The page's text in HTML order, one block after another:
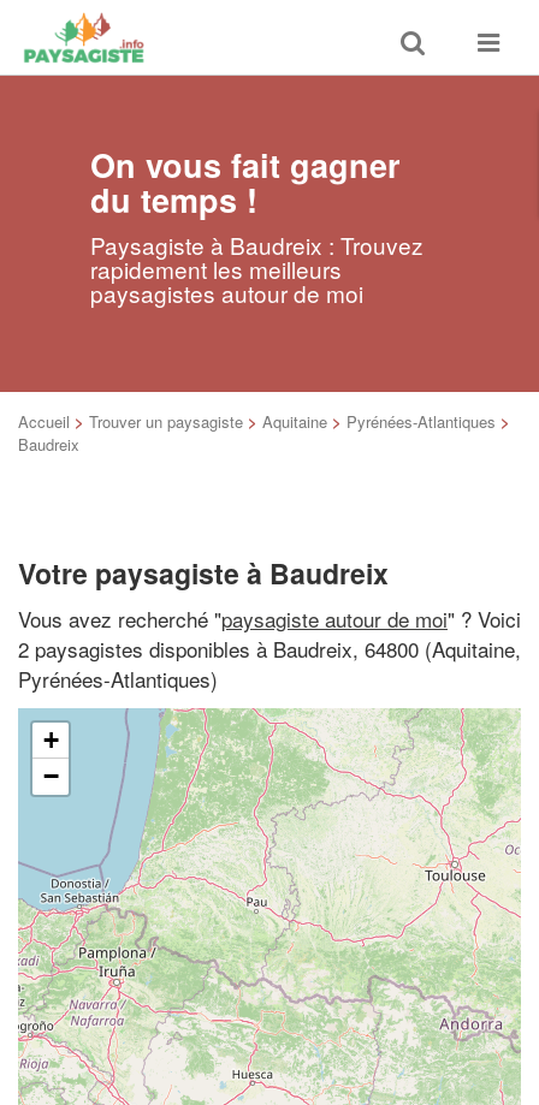
Toggle
search
Toggle
On vous fait gagner
du temps !
Paysagiste à Baudreix : Trouvez
rapidement les meilleurs
paysagistes autour de moi
Accueil > Trouver un paysagiste > Aquitaine > Pyrénées-Atlantiques >
Baudreix
Votre paysagiste à Baudreix
Vous avez recherché "paysagiste autour de moi" ? Voici
2 paysagistes disponibles à Baudreix, 64800 (Aquitaine,
Pyrénées-Atlantiques)
+
−